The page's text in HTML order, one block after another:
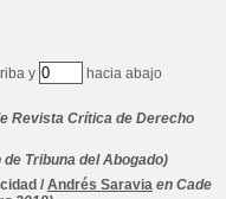
y hacia abajo
Revista Crítica de Derecho
de Tribuna del Abogado)
/ Andrés Saravia en Cade